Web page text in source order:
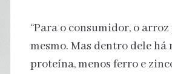
“Para o consumidor, o arroz
mesmo. Mas dentro dele há
proteína, menos ferro e